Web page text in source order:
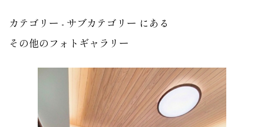
カテゴリー - サブカテゴリー にある
その他のフォトギャラリー